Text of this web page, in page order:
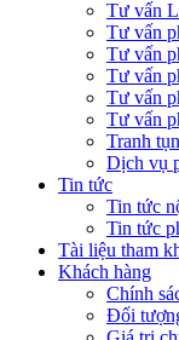
Tư vấn
Tư vấn
Tư vấn
Tư vấn
Tư vấn
Tư vấn
Tranh
Dịch vụ
Tin tức
Tin tức
Tin tức
Tài liệu tham
Khách hàng
Chính
Đối